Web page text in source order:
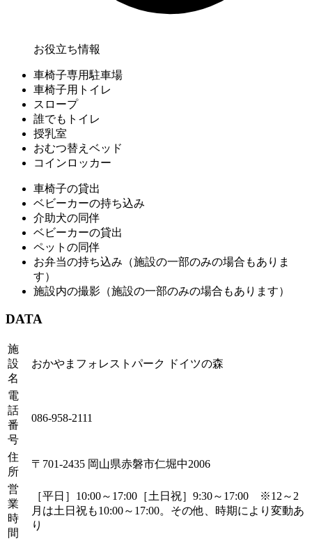
お役立ち情報
車椅子専用駐車場
車椅子用トイレ
スロープ
誰でもトイレ
授乳室
おむつ替えベッド
コインロッカー
車椅子の貸出
ベビーカーの持ち込み
介助犬の同伴
ベビーカーの貸出
ペットの同伴
お弁当の持ち込み（施設の一部のみの場合もありま
す）
施設内の撮影（施設の一部のみの場合もあります）
DATA
施
設
名
おかやまフォレストパーク ドイツの森
電
話
番
号
086-958-2111
住
所
〒701-2435 岡山県赤磐市仁堀中2006
営
業
時
間
［平日］10:00～17:00［土日祝］9:30～17:00 ※12～2
月は土日祝も10:00～17:00。その他、時期により変動あ
り